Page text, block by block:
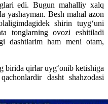
edi. Bugun mahalliy xalq
yashayman. Besh mahal azon
shirin tuygʻuni
tonglarning ovozi eshitiladi
dashtlarim ham meni otam,
birida qirlar uygʻonib ketishiga
dasht shahzodasi